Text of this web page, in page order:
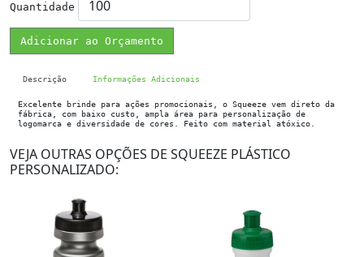
Quantidade
Adicionar ao Orçamento
Descrição Informações Adicionais
Excelente brinde para ações promocionais, o Squeeze vem direto da
fábrica, com baixo custo, ampla área para personalização de
logomarca e diversidade de cores. Feito com material atóxico.
VEJA OUTRAS OPÇÕES DE SQUEEZE PLÁSTICO
PERSONALIZADO: